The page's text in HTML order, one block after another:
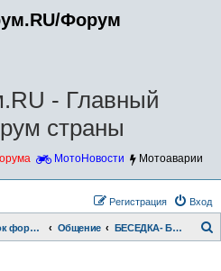
Форум
- Главный
страны
МотоНовости Мотоаварии
Вход
Регистрация
Список форумов Общение БЕСЕДКА- БОЛТАЛКА